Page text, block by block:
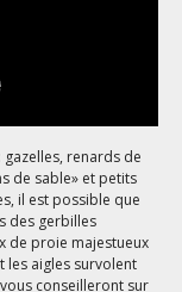
renards de
de sable» et petits
il est possible que
des gerbilles
de proie majestueux
les aigles survolent
conseilleront sur